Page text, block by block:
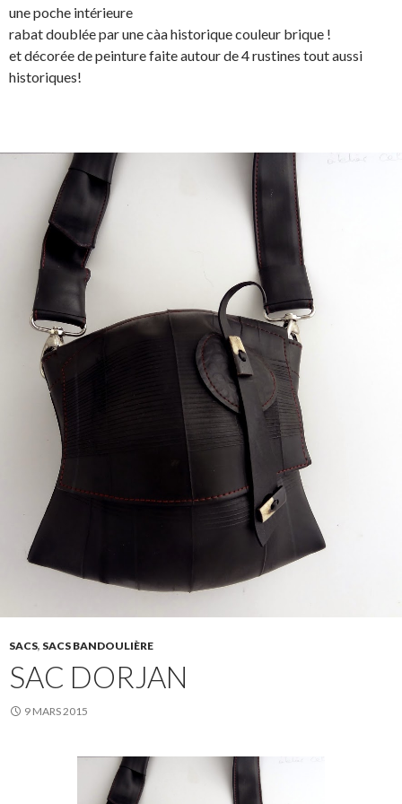
une poche intérieure
rabat doublée par une càa historique couleur brique !
et décorée de peinture faite autour de 4 rustines tout aussi
historiques!
SACS, SACS BANDOULIÈRE
SAC DORJAN
9 MARS 2015